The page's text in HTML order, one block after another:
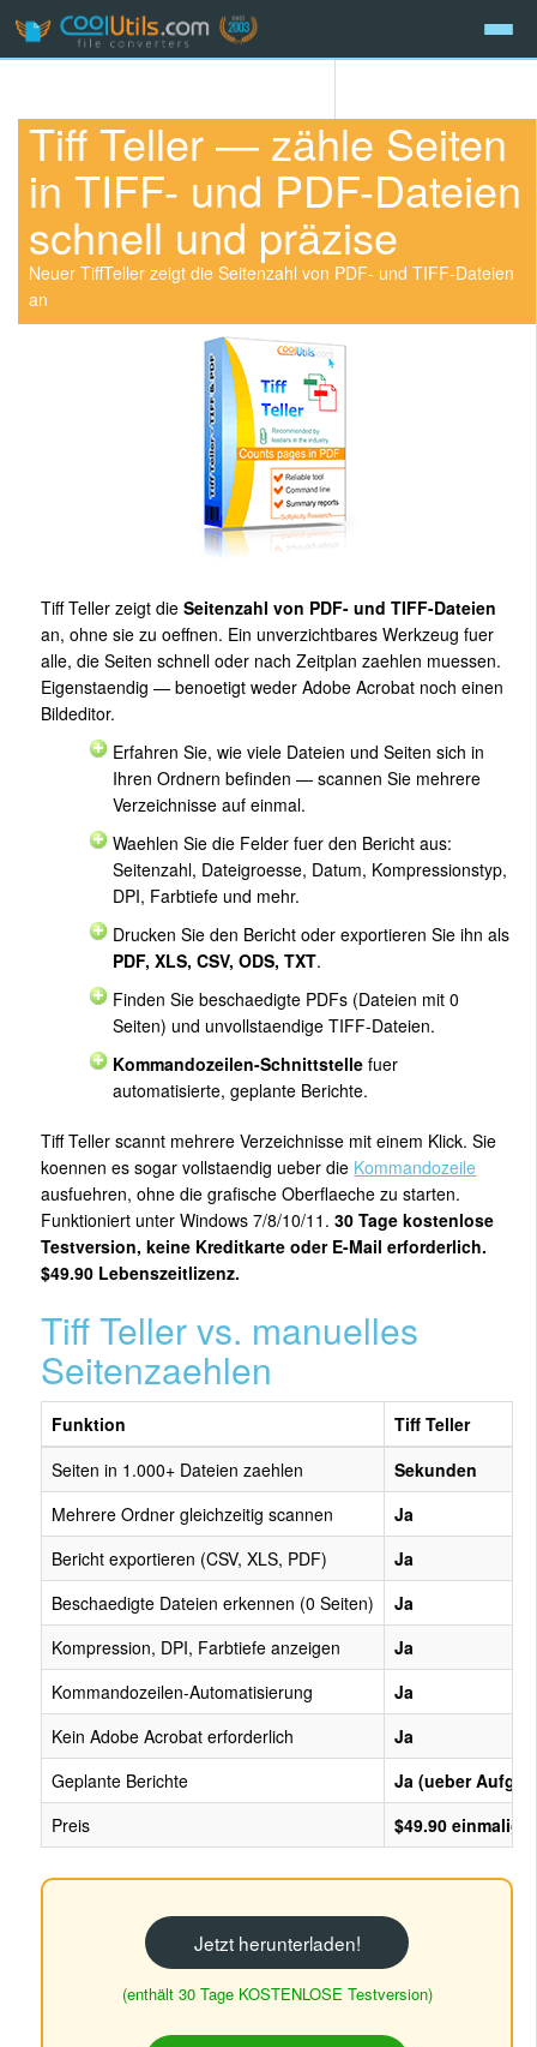
Tiff Teller — zähle Seiten
in TIFF- und PDF-Dateien
schnell und präzise
Neuer TiffTeller zeigt die Seitenzahl von PDF- und TIFF-Dateien
an
Tiff Teller zeigt dieSeitenzahl von PDF- und TIFF-Dateien
an, ohne sie zu oeffnen. Ein unverzichtbares Werkzeug fuer
alle, die Seiten schnell oder nach Zeitplan zaehlen muessen.
Eigenstaendig — benoetigt weder Adobe Acrobat noch einen
Bildeditor.
Erfahren Sie, wie viele Dateien und Seiten sich in
Ihren Ordnern befinden — scannen Sie mehrere
Verzeichnisse auf einmal.
Waehlen Sie die Felder fuer den Bericht aus:
Seitenzahl, Dateigroesse, Datum, Kompressionstyp,
DPI, Farbtiefe und mehr.
Drucken Sie den Bericht oder exportieren Sie ihn als
PDF, XLS, CSV, ODS, TXT.
Finden Sie beschaedigte PDFs (Dateien mit 0
Seiten) und unvollstaendige TIFF-Dateien.
Kommandozeilen-Schnittstelle fuer
automatisierte, geplante Berichte.
Tiff Teller scannt mehrere Verzeichnisse mit einem Klick. Sie
koennen es sogar vollstaendig ueber die Kommandozeile
ausfuehren, ohne die grafische Oberflaeche zu starten.
Funktioniert unter Windows 7/8/10/11.30 Tage kostenlose
Testversion, keine Kreditkarte oder E-Mail erforderlich.
$49.90 Lebenszeitlizenz.
Tiff Teller vs. manuelles
Seitenzaehlen
Funktion
Tiff Teller
Seiten in 1.000+ Dateien zaehlen
Sekunden
Mehrere Ordner gleichzeitig scannen
Ja
Bericht exportieren (CSV, XLS, PDF)
Ja
Beschaedigte Dateien erkennen (0 Seiten)
Ja
Kompression, DPI, Farbtiefe anzeigen
Ja
Kommandozeilen-Automatisierung
Ja
Kein Adobe Acrobat erforderlich
Ja
Geplante Berichte
Ja (ueber
Preis
$49.90 einmalig
Jetzt herunterladen!
(enthält 30 Tage KOSTENLOSE Testversion)